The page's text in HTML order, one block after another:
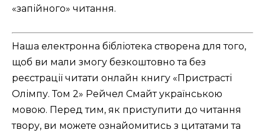
«запійного» читання.
Наша електронна бібліотека створена для того,
щоб ви мали змогу безкоштовно та без
реєстрації читати онлайн книгу «Пристрасті
Олімпу. Том 2» Рейчел Смайт українською
мовою. Перед тим, як приступити до читання
твору, ви можете ознайомитись з цитатами та